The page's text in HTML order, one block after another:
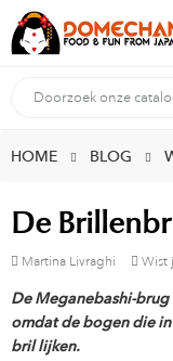
HOME BLOG
De
Martina Livraghi Wist
De Meganebashi-
omdat de bogen die
bril lijken.